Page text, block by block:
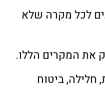
לכל מקרה שלא
את המקרים הללו.
חלילה, ביטוח